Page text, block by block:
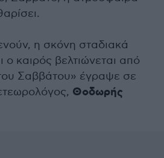
η σκόνη σταδιακά
ο καιρός βελτιώνεται από
Σαββάτου» έγραψε σε
Θοδωρής